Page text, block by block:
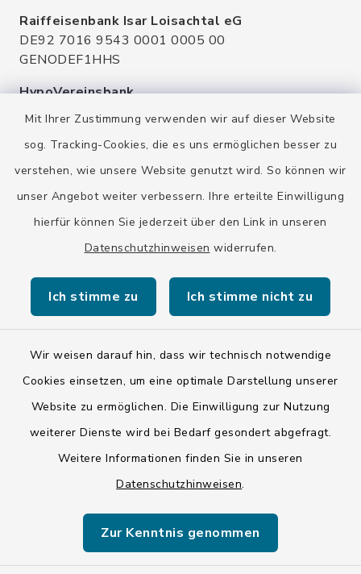
Mit Ihrer Zustimmung verwenden wir auf dieser Website
sog. Tracking-Cookies, die es uns ermöglichen besser zu
verstehen, wie unsere Website genutzt wird. So können wir
unser Angebot weiter verbessern. Ihre erteilte Einwilligung
hierfür können Sie jederzeit über den Link in unseren
Datenschutzhinweisen widerrufen.
Ich stimme zu Ich stimme nicht zu
Wir weisen darauf hin, dass wir technisch notwendige
Cookies einsetzen, um eine optimale Darstellung unserer
Website zu ermöglichen. Die Einwilligung zur Nutzung
weiterer Dienste wird bei Bedarf gesondert abgefragt.
Weitere Informationen finden Sie in unseren
Datenschutzhinweisen.
Zur Kenntnis genommen
Raiffeisenbank Isar Loisachtal eG
DE92 7016 9543 0001 0005 00
GENODEF1HHS
HypoVereinsbank
DE20 7002 0270 3630 1010 09
Barrierefreiheit
Datenschutz
Impressum
ISIS 12
Cookie-Einstellungen